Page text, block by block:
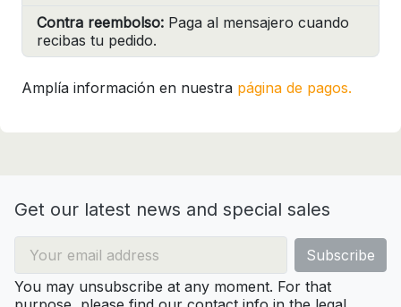
Contra reembolso: Paga al mensajero cuando
recibas tu pedido.
Amplía información en nuestra página de pagos.
Get our latest news and special sales
You may unsubscribe at any moment. For that